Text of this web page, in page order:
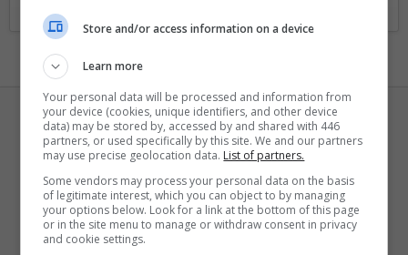
Home
thiefn4
Ei mãe, 500 pontos!
Registrado
Store and/or access information on a device
Learn more
Your personal data will be processed and information from
your device (cookies, unique identifiers, and other device
data) may be stored by, accessed by and shared with 446
partners, or used specifically by this site. We and our partners
may use precise geolocation data. List of partners.
Some vendors may process your personal data on the basis
of legitimate interest, which you can object to by managing
your options below. Look for a link at the bottom of this page
or in the site menu to manage or withdraw consent in privacy
and cookie settings.